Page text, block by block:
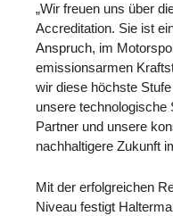
„Wir freuen uns über
Accreditation. Sie ist
Anspruch, im
emissionsarmen
wir diese höchste
unsere technologische
Partner und unsere
nachhaltigere Zukunft
Mit der erfolgreichen
Niveau festigt